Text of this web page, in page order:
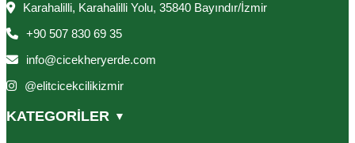
Karahalilli, Karahalilli Yolu, 35840 Bayındır/İzmir
+90 507 830 69 35
info@cicekheryerde.com
@elitcicekcilikizmir
KATEGORİLER ▼